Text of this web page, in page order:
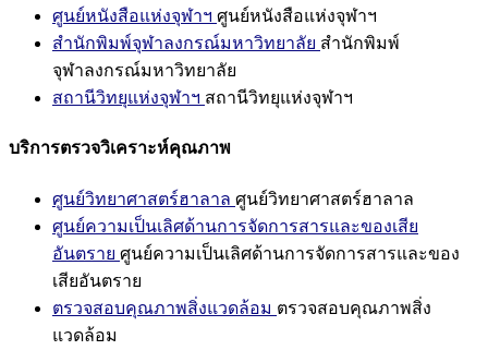
ศูนย์หนังสือแห่งจุฬาฯ ศูนย์หนังสือแห่งจุฬาฯ
สำนักพิมพ์จุฬาลงกรณ์มหาวิทยาลัย สำนักพิมพ์
จุฬาลงกรณ์มหาวิทยาลัย
สถานีวิทยุแห่งจุฬาฯ สถานีวิทยุแห่งจุฬาฯ
บริการตรวจวิเคราะห์คุณภาพ
ศูนย์วิทยาศาสตร์ฮาลาล ศูนย์วิทยาศาสตร์ฮาลาล
ศูนย์ความเป็นเลิศด้านการจัดการสารและของเสีย
อันตราย ศูนย์ความเป็นเลิศด้านการจัดการสารและของ
เสียอันตราย
ตรวจสอบคุณภาพสิ่งแวดล้อม ตรวจสอบคุณภาพสิ่ง
แวดล้อม